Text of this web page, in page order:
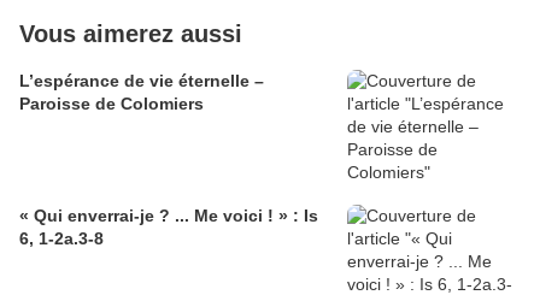
Vous aimerez aussi
L’espérance de vie éternelle –
Paroisse de Colomiers
« Qui enverrai-je ? ... Me voici ! » : Is
6, 1-2a.3-8